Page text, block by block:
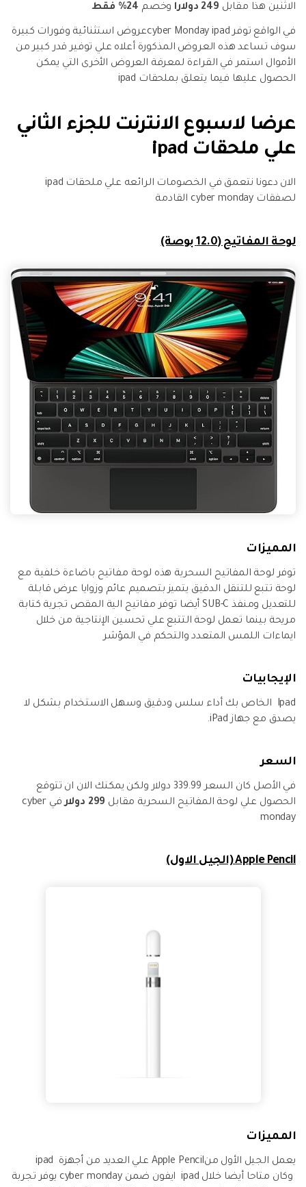
الاثنين هذا مقابل 249 دولارا وخصم 24% فقط
في الواقع توفر cyber Monday ipadعروض استثنائية وفورات كبيرة
سوف تساعد هذه العروض المذكورة أعلاه علي توفير قدر كبير من
الأموال استمر في القراءة لمعرفة العروض الأخرى التي يمكن
الحصول عليها فيما يتعلق بملحقات ipad
عرضا لاسبوع الانترنت للجزء الثاني
علي ملحقات ipad
الان دعونا نتعمق في الخصومات الرائعه علي ملحقات ipad
لصفقات cyber monday القادمة
لوحة المفاتيح (12.0 بوصة)
المميزات
توفر لوحة المفاتيح السحرية هذه لوحة مفاتيح باضاءة خلفية مع
لوحة تتبع للتنقل الدقيق يتميز بتصميم عائم وزوايا عرض قابلة
للتعديل ومنفذ SUB-C أيضا توفر مفاتيح الية المقص تجرية كتابة
مريحة بينما تعمل لوحة التتبع علي تحسين الإنتاجية من خلال
ايماءات اللمس المتعدد والتحكم في المؤشر
الإيجابيات
Ipad الخاص بك أداء سلس ودقيق وسهل الاستخدام بشكل لا
يصدق مع جهاز iPad.
السعر
في الأصل كان السعر 339.99 دولار ولكن يمكنك الان ان تتوقع
الحصول علي لوحة المفاتيح السحرية مقابل 299 دولار
في cyber
monday
Apple Pencil (الجيل الاول)
المميزات
يعمل الجيل الأول منApple Pencil علي العديد من أجهزة ipad
وكان متاحا أيضا خلال ipad ايفون ضمن cyber monday يوفر تجربة